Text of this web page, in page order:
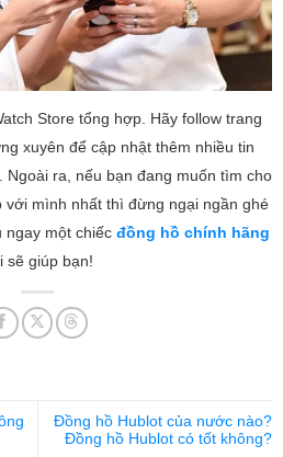
Store tổng hợp. Hãy follow trang
xuyên để cập nhật thêm nhiều tin
ra, nếu bạn đang muốn tìm cho
với mình nhất thì đừng ngại ngần ghé
ngay một chiếc đồng hồ chính hãng
sẽ giúp bạn!
Đồng hồ Hublot của nước nào?
Đồng hồ Hublot có tốt không?